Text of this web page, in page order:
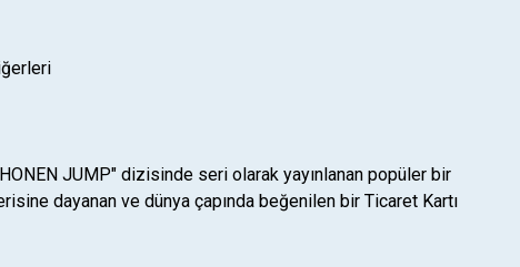
JUMP" dizisinde seri olarak yayınlanan popüler bir
dayanan ve dünya çapında beğenilen bir Ticaret Kartı